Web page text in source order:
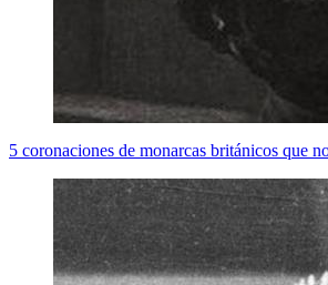
5 coronaciones de monarcas británicos que